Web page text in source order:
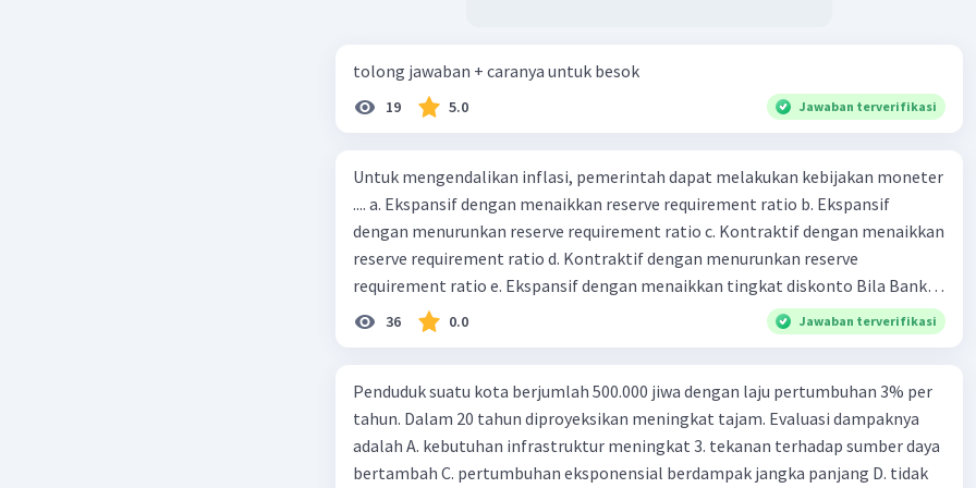
tolong jawaban + caranya untuk besok
19 5.0 Jawaban terverifikasi
Untuk mengendalikan inflasi, pemerintah dapat melakukan kebijakan moneter
.... a. Ekspansif dengan menaikkan reserve requirement ratio b. Ekspansif
dengan menurunkan reserve requirement ratio c. Kontraktif dengan menaikkan
reserve requirement ratio d. Kontraktif dengan menurunkan reserve
requirement ratio e. Ekspansif dengan menaikkan tingkat diskonto Bila Bank
Indonesia melakukan kebijakan moneter ekspansif, ceteris paribus maka .... a.
Menimbulkan inflasi di mana bentuk kurva jumlah uang beredar (penawaran
kurva jumlah uang beredar (penawaran uang) naik dari kiri bawah ke kanan atas
c. Tingkat bunga meningkat di mana bentuk kurva jumlah uang beredar
(penawaran uang) naik dari kiri bawah ke kanan atas d. Tingkat bunga turun di
mana bentuk kurva jumlah uang beredar (penawaran uang) naik dari kiri bawah
36 0.0 Jawaban terverifikasi
Penduduk suatu kota berjumlah 500.000 jiwa dengan laju pertumbuhan 3% per
tahun. Dalam 20 tahun diproyeksikan meningkat tajam. Evaluasi dampaknya
adalah A. kebutuhan infrastruktur meningkat 3. tekanan terhadap sumber daya
bertambah C. pertumbuhan eksponensial berdampak jangka panjang D. tidak